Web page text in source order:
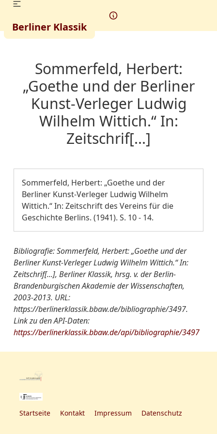
Berliner Klassik
Sommerfeld, Herbert:
„Goethe und der Berliner
Kunst-Verleger Ludwig
Wilhelm Wittich.“ In:
Zeitschrif[...]
Sommerfeld, Herbert: „Goethe und der
Berliner Kunst-Verleger Ludwig Wilhelm
Wittich.“ In: Zeitschrift des Vereins für die
Geschichte Berlins. (1941). S. 10 - 14.
Bibliografie: Sommerfeld, Herbert: „Goethe und der
Berliner Kunst-Verleger Ludwig Wilhelm Wittich.“ In:
Zeitschrif[...], Berliner Klassik, hrsg. v. der Berlin-
Brandenburgischen Akademie der Wissenschaften,
2003-2013. URL:
https://berlinerklassik.bbaw.de/bibliographie/3497.
Link zu den API-Daten:
https://berlinerklassik.bbaw.de/api/bibliographie/3497
Startseite Kontakt Impressum Datenschutz